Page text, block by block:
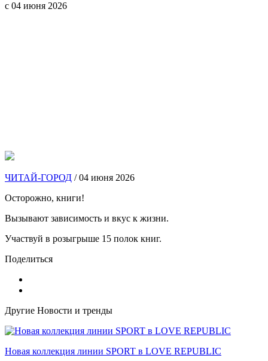
с 04 июня 2026
ЧИТАЙ-ГОРОД / 04 июня 2026
Осторожно, книги!
Вызывают зависимость и вкус к жизни.
Участвуй в розыгрыше 15 полок книг.
Поделиться
Другие Новости и тренды
Новая коллекция линии SPORT в LOVE REPUBLIC